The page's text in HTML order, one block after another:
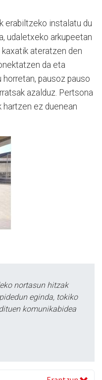
erabiltzeko instalatu du
udaletxeko arkupeetan
ateratzen den
da eta
pausoz pauso
azalduz. Pertsona
hartzen ez duenean
nortasun hitzak
eginda, tokiko
komunikabidea